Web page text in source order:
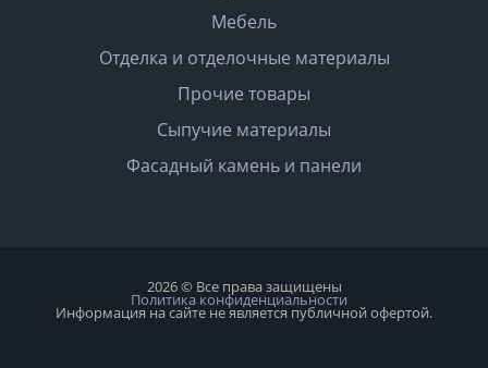
Мебель
Отделка и отделочные материалы
Прочие товары
Сыпучие материалы
Фасадный камень и панели
2026 © Все права защищены
Политика конфиденциальности
Информация на сайте не является публичной офертой.